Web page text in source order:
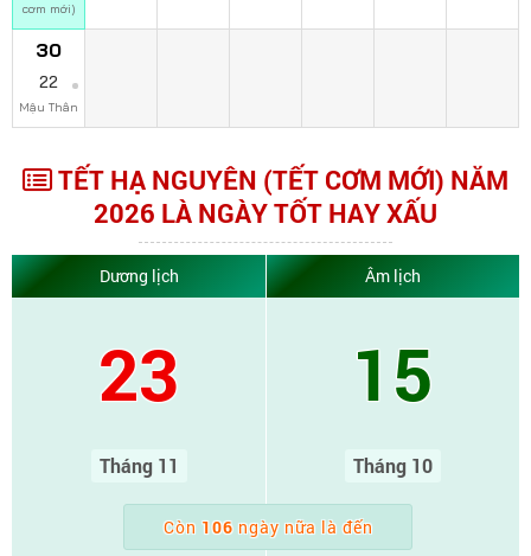
cơm mới)
30
22
Mậu Thân
TẾT HẠ NGUYÊN (TẾT CƠM MỚI) NĂM
2026 LÀ NGÀY TỐT HAY XẤU
Dương lịch
23
Tháng 11
Âm lịch
15
Tháng 10
Còn 106ngày nữa là đến